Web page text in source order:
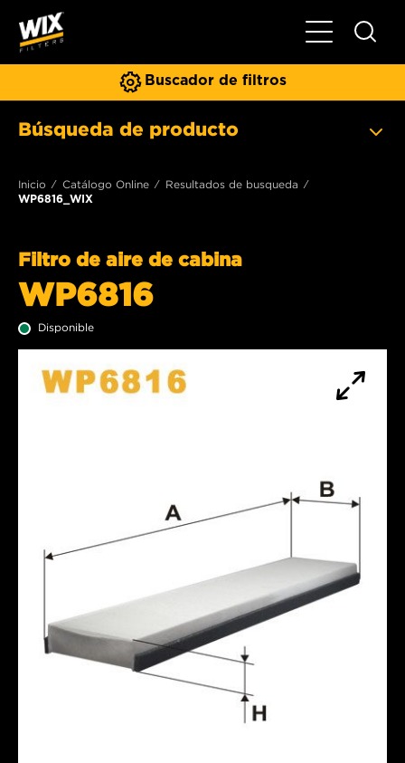
Toggle
Buscador de filtros
Búsqueda de producto
Inicio Catálogo Online
Resultados de busqueda
WP6816_WIX
Filtro de aire de cabina
WP6816
Disponible